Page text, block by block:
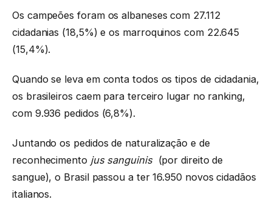
Os campeões foram os albaneses com 27.112
cidadanias (18,5%) e os marroquinos com 22.645
(15,4%).
Quando se leva em conta todos os tipos de cidadania,
os brasileiros caem para terceiro lugar no ranking,
com 9.936 pedidos (6,8%).
Juntando os pedidos de naturalização e de
reconhecimento jus sanguinis (por direito de
sangue), o Brasil passou a ter 16.950 novos cidadãos
italianos.